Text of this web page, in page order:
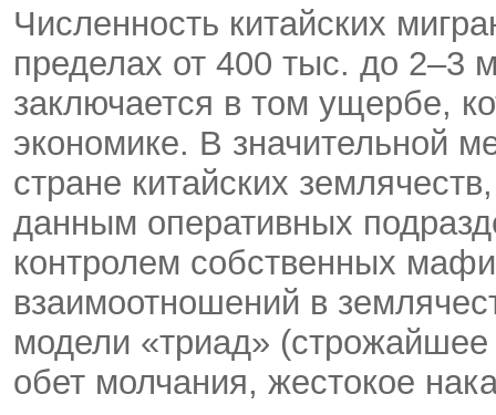
Численность китайских
пределах от 400 тыс. до 2–3
заключается в том ущербе,
экономике. В значительной
стране китайских
данным оперативных
контролем собственных
взаимоотношений в
модели «триад»
обет молчания, жестокое